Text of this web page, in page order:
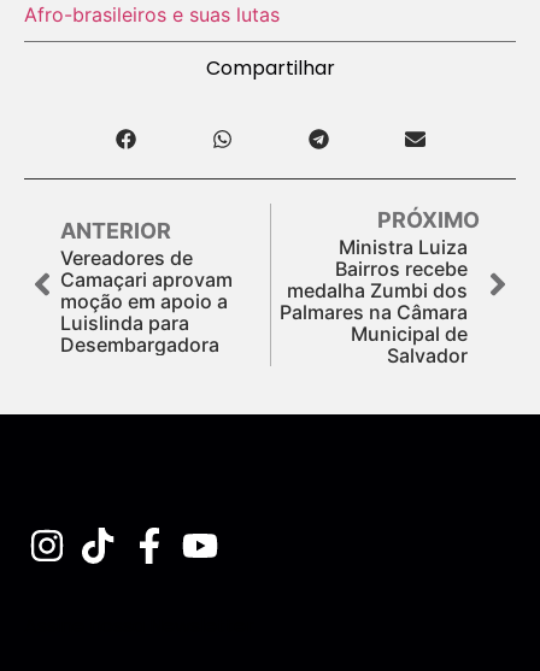
Afro-brasileiros e suas lutas
Compartilhar
ANTERIOR
Vereadores de
Camaçari aprovam
moção em apoio a
Luislinda para
Desembargadora
PRÓXIMO
Ministra Luiza
Bairros recebe
medalha Zumbi dos
Palmares na Câmara
Municipal de
Salvador